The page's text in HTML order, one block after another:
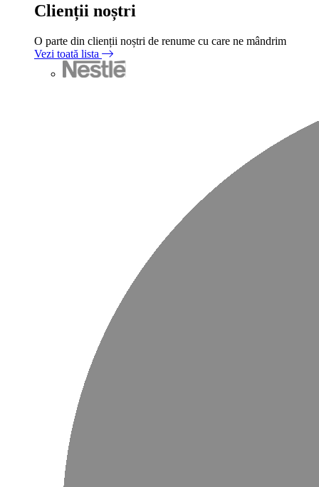
Clienții noștri
O parte din clienții noștri de renume cu care ne mândrim
Vezi toată lista